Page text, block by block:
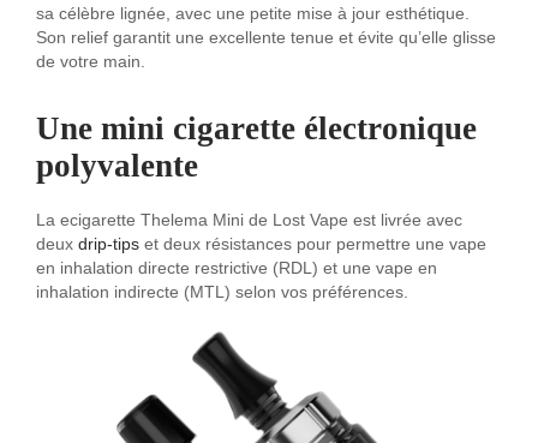
sa célèbre lignée, avec une petite mise à jour esthétique.
Son relief garantit une excellente tenue et évite qu’elle glisse
de votre main.
Une mini cigarette électronique
polyvalente
La ecigarette Thelema Mini de Lost Vape est livrée avec
deux drip-tips et deux résistances pour permettre une vape
en inhalation directe restrictive (RDL) et une vape en
inhalation indirecte (MTL) selon vos préférences.